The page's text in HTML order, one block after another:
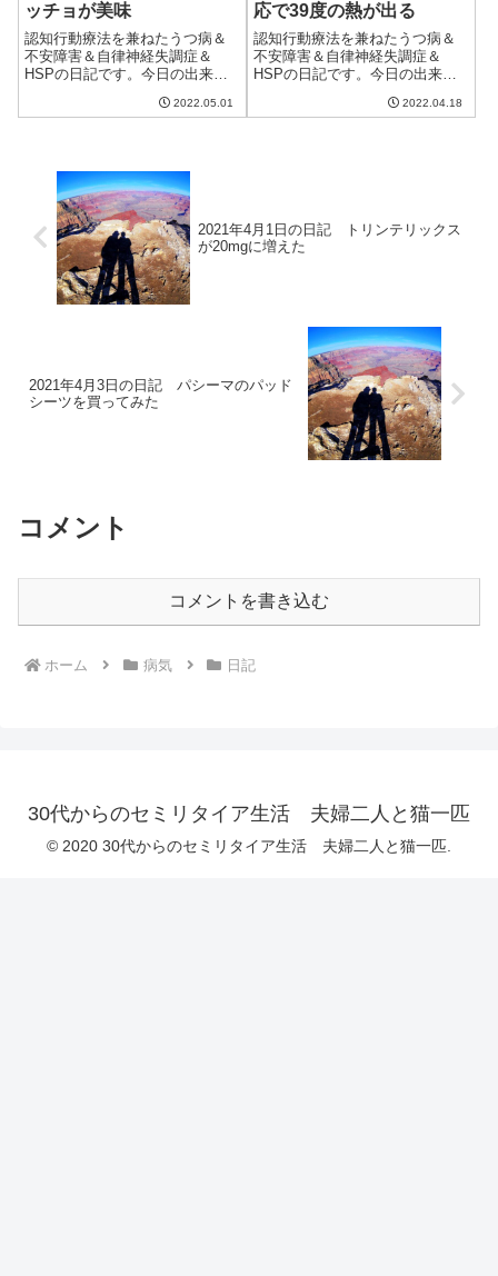
ッチョが美味
認知行動療法を兼ねたうつ病＆
不安障害＆自律神経失調症＆
HSPの日記です。今日の出来事
一日。昨日までと同じ格好をし
つけなくては。妻...
2022.05.01
応で39度の熱が出る
認知行動療法を兼ねたうつ病＆
不安障害＆自律神経失調症＆
HSPの日記です。今日の出来事
空。夜には雨が降った。それほ
2022.04.18
2021年4月1日の日記 トリンテリックス
が20mgに増えた
2021年4月3日の日記 パシーマのパッド
シーツを買ってみた
コメント
コメントを書き込む
ホーム 病気 日記
30代からのセミリタイア生活 夫婦二人と猫一匹
© 2020 30代からのセミリタイア生活 夫婦二人と猫一匹.